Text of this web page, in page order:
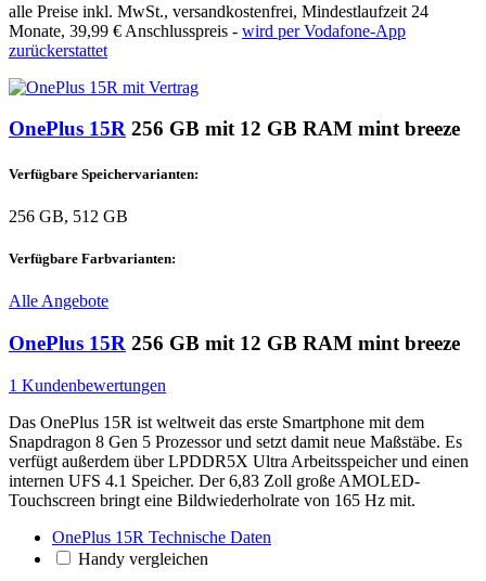
alle Preise inkl. MwSt., versandkostenfrei, Mindestlaufzeit 24
Monate, 39,99 € Anschlusspreis - wird per Vodafone-App
zurückerstattet
OnePlus 15R 256 GB mit 12 GB RAM mint breeze
Verfügbare Speichervarianten:
256 GB, 512 GB
Verfügbare Farbvarianten:
Alle Angebote
OnePlus 15R 256 GB mit 12 GB RAM mint breeze
1 Kundenbewertungen
Das OnePlus 15R ist weltweit das erste Smartphone mit dem
Snapdragon 8 Gen 5 Prozessor und setzt damit neue Maßstäbe. Es
verfügt außerdem über LPDDR5X Ultra Arbeitsspeicher und einen
internen UFS 4.1 Speicher. Der 6,83 Zoll große AMOLED-
Touchscreen bringt eine Bildwiederholrate von 165 Hz mit.
OnePlus 15R Technische Daten
Handy vergleichen